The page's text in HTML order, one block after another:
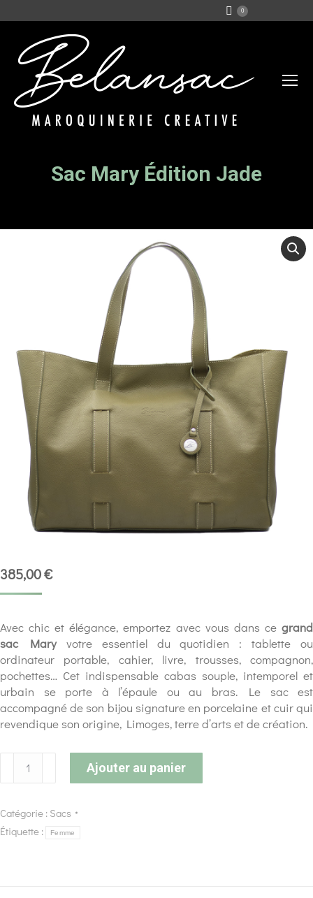
0
Sac Mary Édition Jade
Vous êtes ici :
385,00€
Avec chic et élégance, emportez avec vous dans ce grand
sac Maryvotre essentiel du quotidien : tablette ou
ordinateur portable, cahier, livre, trousses, compagnon,
pochettes… Cet indispensable cabas souple, intemporel et
urbain se porte à l’épaule ou au bras. Le sac est
accompagné de son bijou signature en porcelaine et cuir qui
revendique son origine, Limoges, terre d’arts et de création.
Ajouter au panier
Catégorie : Sacs
Étiquette :
Femme